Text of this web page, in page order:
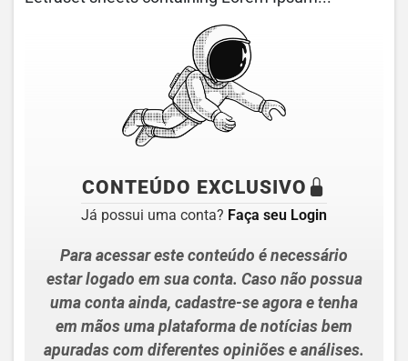
CONTEÚDO EXCLUSIVO
Já possui uma conta? Faça seu Login
Para acessar este conteúdo é necessário
estar logado em sua conta. Caso não possua
uma conta ainda, cadastre-se agora e tenha
em mãos uma plataforma de notícias bem
apuradas com diferentes opiniões e análises.